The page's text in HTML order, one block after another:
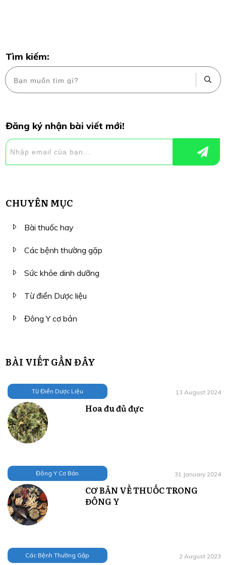
Tìm kiếm:
Đăng ký nhận bài viết mới!
CHUYÊN MỤC
Bài thuốc hay
Các bệnh thường gặp
Sức khỏe dinh dưỡng
Từ điển Dược liệu
Đông Y cơ bản
BÀI VIẾT GẦN ĐÂY
Từ Điển Dược Liệu 13 August 2024
Hoa đu đủ đực
Đông Y Cơ Bản 31 January 2024
CƠ BẢN VỀ THUỐC TRONG
ĐÔNG Y
Các Bệnh Thường Gặp 2 August 2023